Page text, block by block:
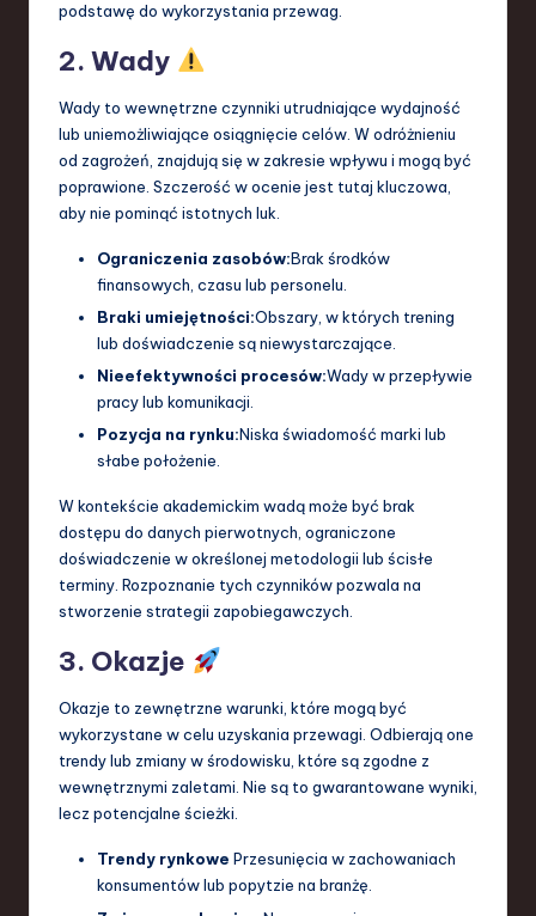
podstawę do wykorzystania przewag.
2. Wady
Wady to wewnętrzne czynniki utrudniające wydajność
lub uniemożliwiające osiągnięcie celów. W odróżnieniu
od zagrożeń, znajdują się w zakresie wpływu i mogą być
poprawione. Szczerość w ocenie jest tutaj kluczowa,
aby nie pominąć istotnych luk.
Ograniczenia zasobów:Brak środków
finansowych, czasu lub personelu.
Braki umiejętności:Obszary, w których trening
lub doświadczenie są niewystarczające.
Nieefektywności procesów:Wady w przepływie
pracy lub komunikacji.
Pozycja na rynku:Niska świadomość marki lub
słabe położenie.
W kontekście akademickim wadą może być brak
dostępu do danych pierwotnych, ograniczone
doświadczenie w określonej metodologii lub ścisłe
terminy. Rozpoznanie tych czynników pozwala na
stworzenie strategii zapobiegawczych.
3. Okazje
Okazje to zewnętrzne warunki, które mogą być
wykorzystane w celu uzyskania przewagi. Odbierają one
trendy lub zmiany w środowisku, które są zgodne z
wewnętrznymi zaletami. Nie są to gwarantowane wyniki,
lecz potencjalne ścieżki.
Trendy rynkowe Przesunięcia w zachowaniach
konsumentów lub popytzie na branżę.